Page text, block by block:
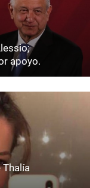
apoyo.
Thalía